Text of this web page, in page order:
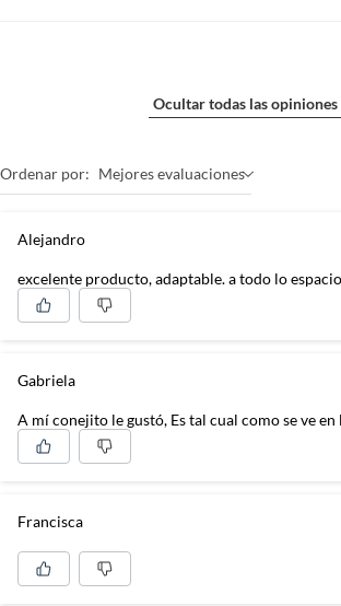
Ocultar todas las opiniones
Ordenar por: Mejores evaluaciones
Alejandro
excelente producto, adaptable. a todo lo
Gabriela
A mí conejito le gustó, Es tal cual como se ve en
Francisca